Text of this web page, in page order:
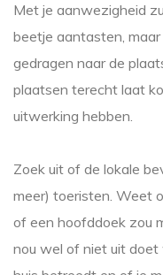
Met je aanwezigheid
beetje aantasten,
gedragen naar de
plaatsen terecht laat
uitwerking hebben.
Zoek uit of de lokale
meer) toeristen. Weet
of een hoofddoek zou
nou wel of niet uit